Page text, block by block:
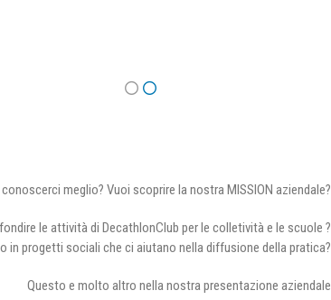
meglio? Vuoi scoprire la nostra MISSION aziendale?
le attività di DecathlonClub per le colletività e le scuole ?
in progetti sociali che ci aiutano nella diffusione della pratica?
Questo e molto altro nella nostra presentazione aziendale